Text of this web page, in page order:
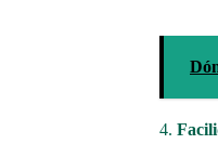
4.